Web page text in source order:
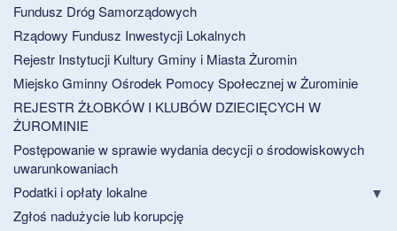
Fundusz Dróg Samorządowych
Rządowy Fundusz Inwestycji Lokalnych
Rejestr Instytucji Kultury Gminy i Miasta Żuromin
Miejsko Gminny Ośrodek Pomocy Społecznej w Żurominie
REJESTR ŻŁOBKÓW I KLUBÓW DZIECIĘCYCH W
ŻUROMINIE
Postępowanie w sprawie wydania decycji o środowiskowych
uwarunkowaniach
Podatki i opłaty lokalne
Zgłoś nadużycie lub korupcję